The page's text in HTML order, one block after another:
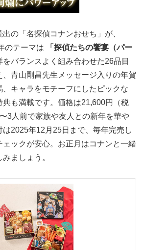
の「名探偵コナンおせち」が、
のテーマは
「探偵たちの饗宴（パー
をバランスよく組み合わせた26品目
青山剛昌先生メッセージ入りの年賀
キャラをモチーフにしたピックな
典も満載です。価格は21,600円（税
3人前で家族や友人との新年を華や
2025年12月25日まで、毎年完売し
ェックが安心。お正月はコナンと一緒
ましょう。